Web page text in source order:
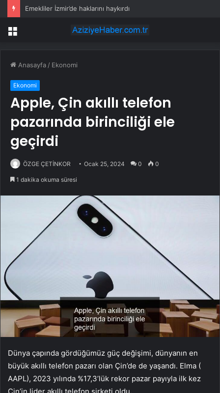
Emekliler İzmir’de haklarını haykırdı
Menü
Anasayfa / Ekonomi
Ekonomi
Apple, Çin akıllı telefon
pazarında birinciliği ele
geçirdi
ÖZGE ÇETİNKOR Ocak 25, 2024 0 0
1 dakika okuma süresi
Dünya çapında gördüğümüz güç değişimi, dünyanın en
büyük akıllı telefon pazarı olan Çin’de de yaşandı. Elma (
AAPL), 2023 yılında %17,3’lük rekor pazar payıyla ilk kez